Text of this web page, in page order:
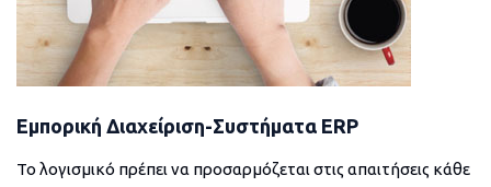
Εμπορική Διαχείριση-Συστήματα ERP
Το λογισμικό πρέπει να προσαρμόζεται στις απαιτήσεις κάθε